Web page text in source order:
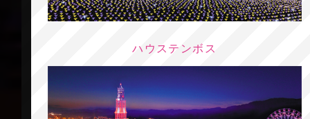
ハウステンボス